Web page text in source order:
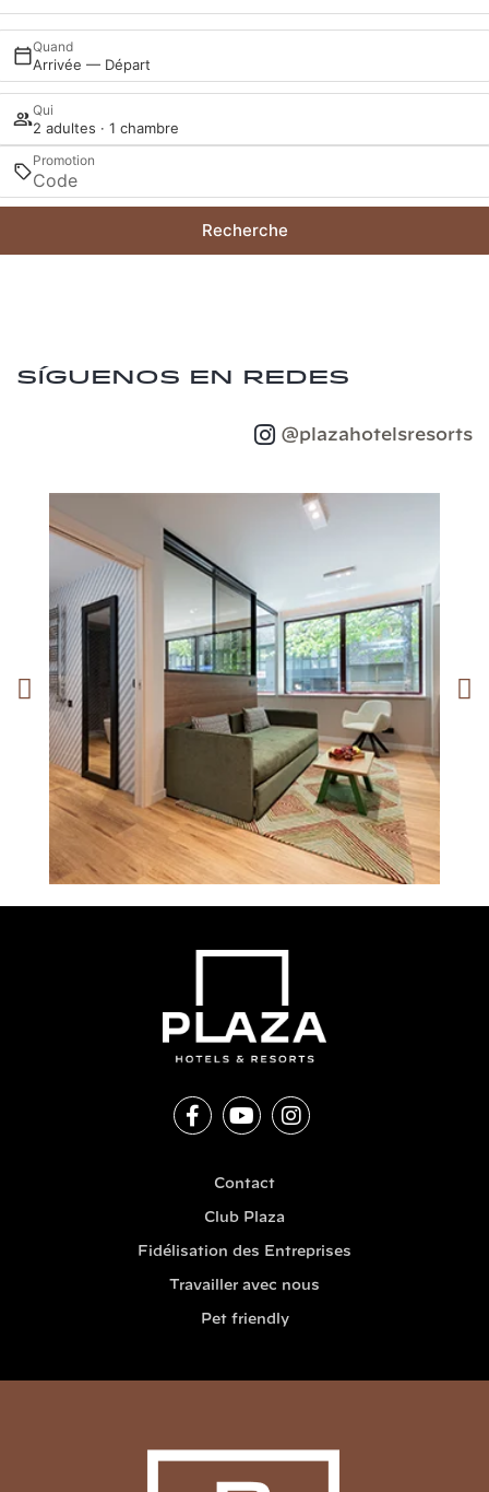
Quand
Arrivée — Départ
Qui
2 adultes · 1 chambre
Promotion
Recherche
Síguenos en redes
@plazahotelsresorts
Contact
Club Plaza
Fidélisation des Entreprises
Travailler avec nous
Pet friendly